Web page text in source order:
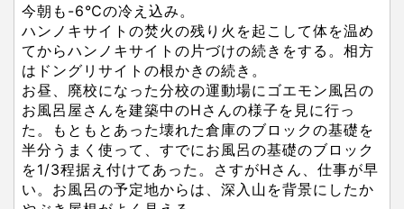
今朝も-6℃の冷え込み。
ハンノキサイトの焚火の残り火を起こして体を温め
てからハンノキサイトの片づけの続きをする。相方
はドングリサイトの根かきの続き。
お昼、廃校になった分校の運動場にゴエモン風呂の
お風呂屋さんを建築中のHさんの様子を見に行っ
た。もともとあった壊れた倉庫のブロックの基礎を
半分うまく使って、すでにお風呂の基礎のブロック
を1/3程据え付けてあった。さすがHさん、仕事が早
い。お風呂の予定地からは、深入山を背景にしたか